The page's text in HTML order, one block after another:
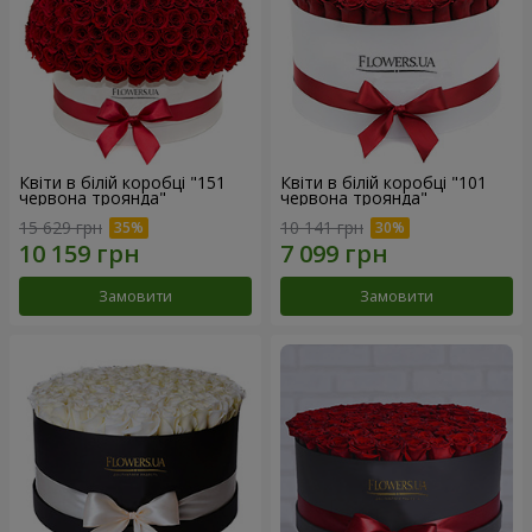
Квіти в білій коробці "151
червона троянда"
15 629 грн
Замовити
Квіти в білій коробці "101
червона троянда"
10 141 грн
Замовити